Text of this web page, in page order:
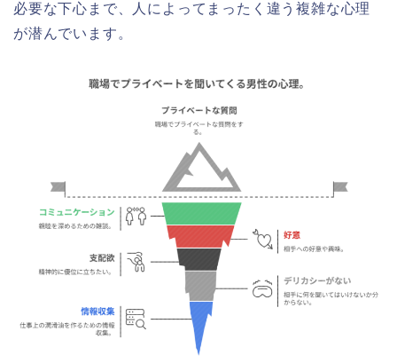
必要な下心まで、人によってまったく違う複雑な心理
が潜んでいます。